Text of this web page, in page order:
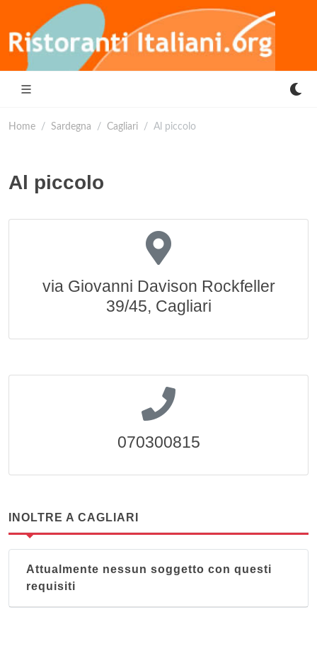
Home Sardegna Cagliari Al piccolo
Al piccolo
via Giovanni Davison Rockfeller
39/45, Cagliari
070300815
INOLTRE A CAGLIARI
Attualmente nessun soggetto con questi
requisiti